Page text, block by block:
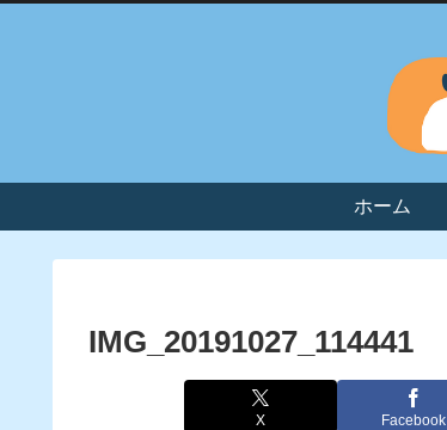
ホーム
IMG_20191027_114441
X Facebook